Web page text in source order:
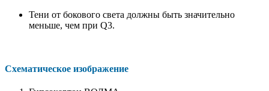
Тени от бокового света должны быть значительно
меньше, чем при Q3.
Схематическое изображение